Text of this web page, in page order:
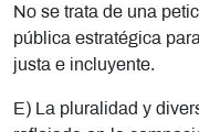
No se trata de una
pública estratégica
justa e incluyente.
E) La pluralidad y